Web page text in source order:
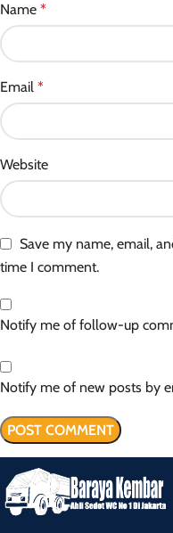
Name *
Email *
Website
Save my name, email,
time I comment.
Notify me of follow-up
Notify me of new posts by